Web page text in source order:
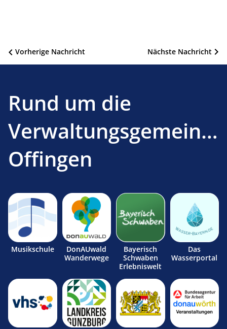
Beitragsnavigation Nächste Nachricht
Vorherige Nachricht
Rund um die
Offingen
Musikschule
DonAUwald
Wanderwege
Bayerisch
Schwaben
Erlebniswelt
Das
Wasserportal